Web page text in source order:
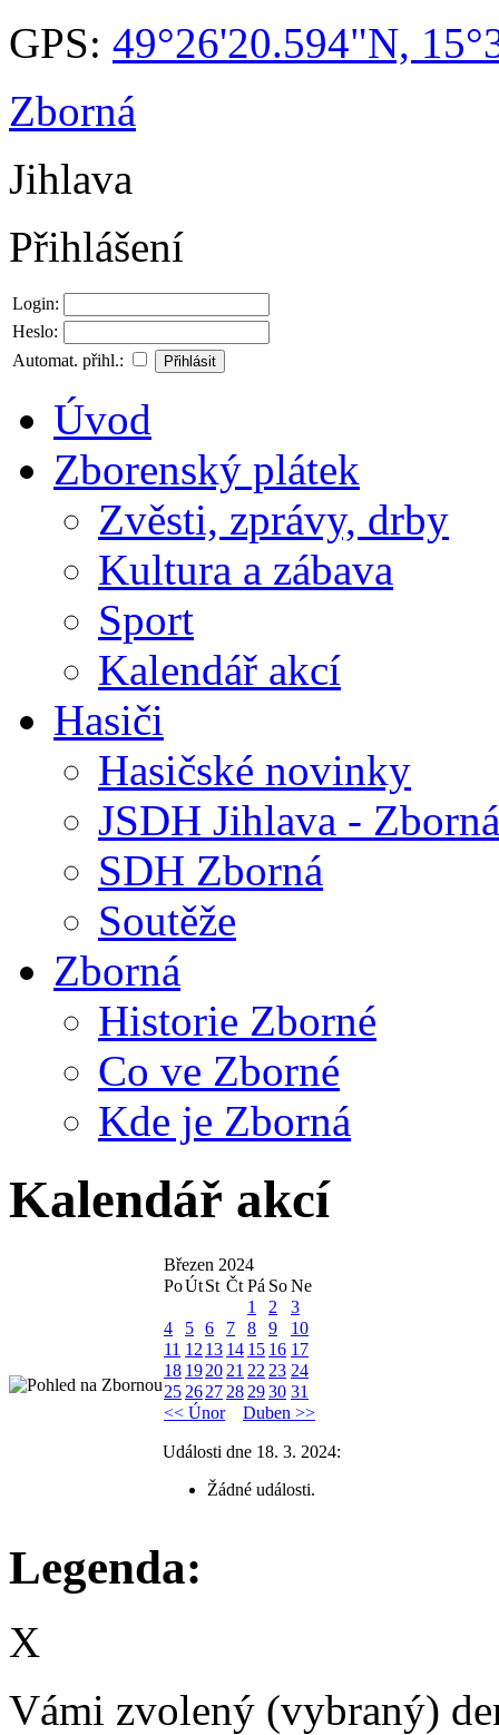
GPS: 49°26'20.594"N,
Zborná
Jihlava
Přihlášení
Login:
Heslo:
Automat. přihl.:
Úvod
Zborenský plátek
Zvěsti, zprávy, drby
Kultura a zábava
Sport
Kalendář akcí
Hasiči
Hasičské novinky
JSDH Jihlava - Zborná
SDH Zborná
Soutěže
Zborná
Historie Zborné
Co ve Zborné
Kde je Zborná
Kalendář akcí
Březen 2024
PoÚtSt Čt Pá SoNe
1
2
3
4
5 6 7 8 9
10
11 12 13 14 15 16 17
18 1920 21 22 23 24
25 2627 28 2930 31
<< Únor
Duben >>
Události dne 18. 3. 2024:
Žádné události.
Legenda:
X
Vámi zvolený (vybraný)